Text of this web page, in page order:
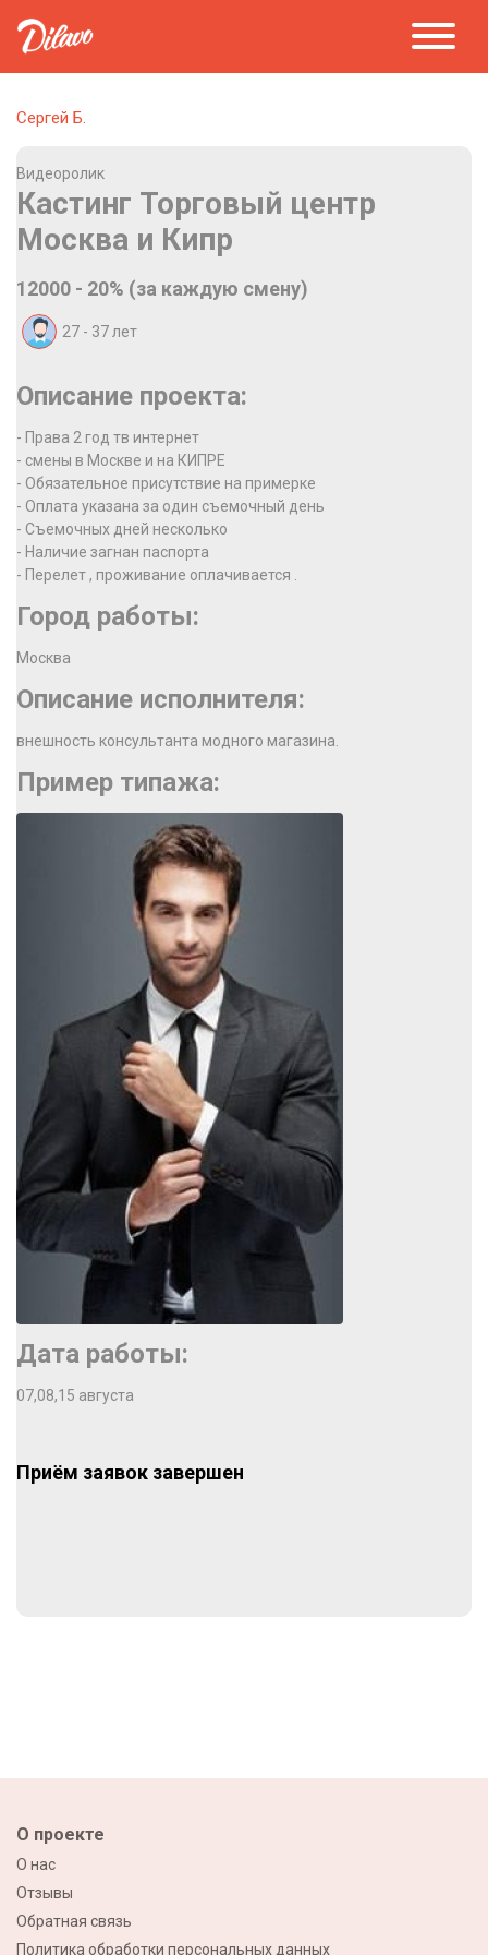
Сергей Б.
Видеоролик
Кастинг Торговый центр
Москва и Кипр
12000 - 20% (за каждую смену)
27 - 37 лет
Описание проекта:
- Права 2 год тв интернет
- смены в Москве и на КИПРЕ
- Обязательное присутствие на примерке
- Оплата указана за один съемочный день
- Съемочных дней несколько
- Наличие загнан паспорта
- Перелет , проживание оплачивается .
Город работы:
Москва
Описание исполнителя:
внешность консультанта модного магазина.
Пример типажа:
Дата работы:
07,08,15 августа
Приём заявок завершен
О проекте
О нас
Отзывы
Обратная связь
Политика обработки персональных данных